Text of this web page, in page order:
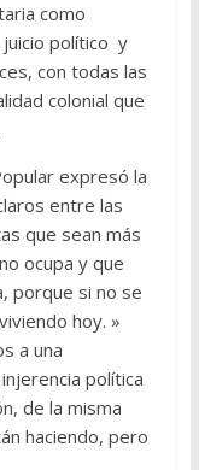
como
político y
con todas las
colonial que
expresó la
entre las
que sean más
ocupa y que
porque si no se
hoy. »
a una
política
de la misma
haciendo, pero